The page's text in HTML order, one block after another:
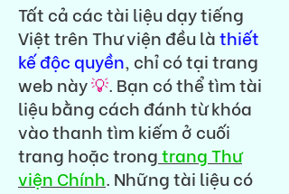
Tất cả các tài liệu dạy tiếng
Việt trên Thư viện đều làthiết
kế độc quyền, chỉ có tại trang
web này💡. Bạn có thể tìm tài
liệu bằng cách đánh từ khóa
vào thanh tìm kiếm ở cuối
trang hoặc trongtrang Thư
viện Chính. Những tài liệu có